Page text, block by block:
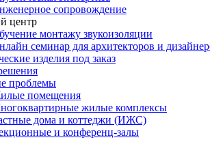
сопровождение
центр
монтажу звукоизоляции
семинар для архитекторов и
изделия под заказ
проблемы
помещения
жилые комплексы
дома и коттеджи (ИЖС)
и конференц-залы